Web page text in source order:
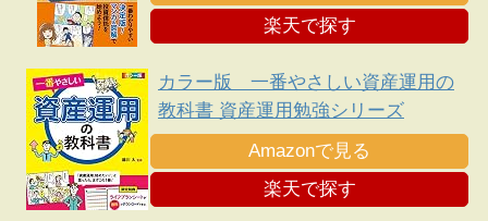
楽天で探す
カラー版 一番やさしい資産運用の
教科書 資産運用勉強シリーズ
Amazonで見る
楽天で探す